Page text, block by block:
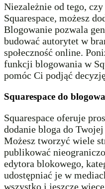
Niezależnie od tego,
Squarespace, możesz
Blogowanie pozwala
budować autorytet w
społeczność online.
funkcji blogowania w
pomóc Ci podjąć
Squarespace do
Squarespace oferuje
dodanie bloga do
Możesz tworzyć wiele
publikować
edytora blokowego,
udostępniać je w
wszystko i jeszcze